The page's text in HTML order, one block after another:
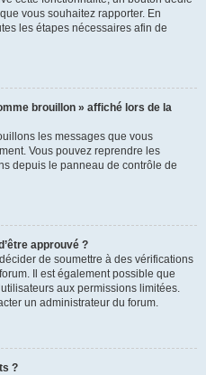
vous souhaitez rapporter. En
les étapes nécessaires afin de
brouillon » affiché lors de la
les messages que vous
Vous pouvez reprendre les
depuis le panneau de contrôle de
approuvé ?
de soumettre à des vérifications
Il est également possible que
aux permissions limitées.
un administrateur du forum.
?